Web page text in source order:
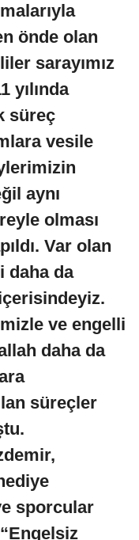
önde olan
sarayımız
yılında
süreç
vesile
aynı
olması
Var olan
daha da
ve engelli
daha da
süreçler
sporcular